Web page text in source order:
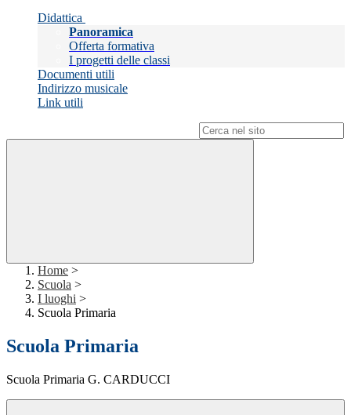
Didattica
Panoramica
Offerta formativa
I progetti delle classi
Documenti utili
Indirizzo musicale
Link utili
Home >
Scuola >
I luoghi >
Scuola Primaria
Scuola Primaria
Scuola Primaria G. CARDUCCI